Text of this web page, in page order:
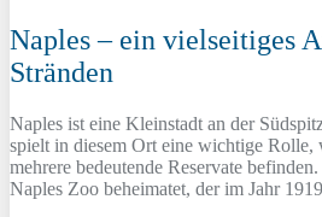
Naples – ein vielseitiges
Stränden
Naples ist eine Kleinstadt an der
spielt in diesem Ort eine wichtige Rolle,
mehrere bedeutende Reservate
Naples Zoo beheimatet, der im Jahr